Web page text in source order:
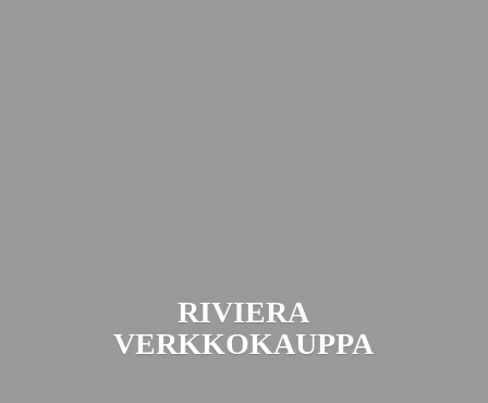
RIVIERA
VERKKOKAUPPA